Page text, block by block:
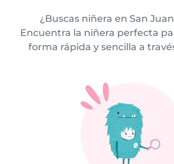
¿Buscas niñera en San
Encuentra la niñera perfecta
forma rápida y sencilla a